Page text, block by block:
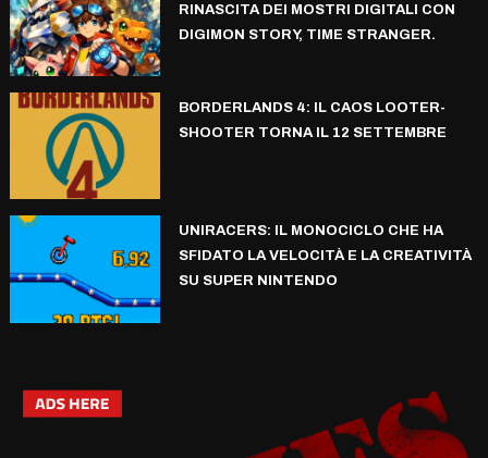
RINASCITA DEI MOSTRI DIGITALI CON
DIGIMON STORY, TIME STRANGER.
BORDERLANDS 4: IL CAOS LOOTER-
SHOOTER TORNA IL 12 SETTEMBRE
UNIRACERS: IL MONOCICLO CHE HA
SFIDATO LA VELOCITÀ E LA CREATIVITÀ
SU SUPER NINTENDO